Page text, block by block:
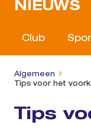
NIEUWS
Club
Algemeen
Tips voor het
Tips